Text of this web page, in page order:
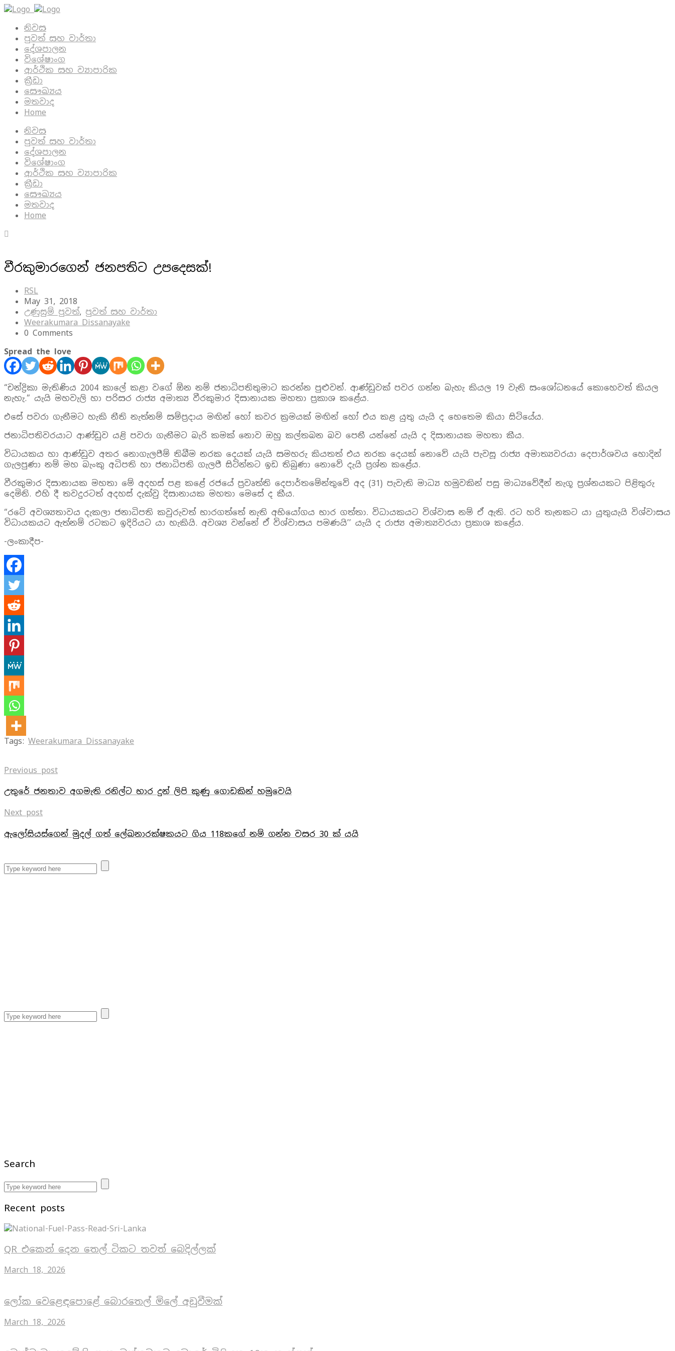
නිවස
පුවත් සහ වාර්තා
දේශපාලන
විශේෂාංග
ආර්ථික සහ ව්‍යාපාරික
ක්‍රීඩා
සෞඛ්‍යය
මතවාද
Home
නිවස
පුවත් සහ වාර්තා
දේශපාලන
විශේෂාංග
ආර්ථික සහ ව්‍යාපාරික
ක්‍රීඩා
සෞඛ්‍යය
මතවාද
Home
වීරකුමාරගෙන් ජනපතිට උපදෙසක්!
RSL
May 31, 2018
උණුසුම් පුවත්, පුවත් සහ වාර්තා
Weerakumara Dissanayake
0 Comments
Spread the love
“චන්ද්‍රිකා මැතිණිය 2004 කාලේ කළා වගේ ඕන නම් ජනාධිපතිතුමාට කරන්න පුළුවන්. ආණ්ඩුවක් පවර ගන්න බැහැ කියල 19 වැනි සංශෝධනයේ කොහෙවත් කියල
නැහැ.” යැයි මහවැලි හා පරිසර රාජ්‍ය අමාත්‍ය වීරකුමාර දිසානායක මහතා ප‍්‍රකාශ කළේය.
එසේ පවරා ගැනීමට හැකි නීති නැත්නම් සම්ප‍්‍රදාය මඟින් හෝ කවර ක‍්‍රමයක් මඟින් හෝ එය කළ යුතු යැයි ද හෙතෙම කියා සිටියේය.
ජනාධිපතිවරයාට ආණ්ඩුව යළි පවරා ගැනීමට බැරි කමක් නොව ඔහු කල්තබන බව පෙනී යන්නේ යැයි ද දිසානායක මහතා කීය.
විධායකය හා ආණ්ඩුව අතර නොගැලපීම් තිබීම නරක දෙයක් යැයි සමහරු කියතත් එය නරක දෙයක් නොවේ යැයි පැවසූ රාජ්‍ය අමාත්‍යවරයා දෙපාර්ශවය හොදින්
ගැලපුණා නම් මහ බැංකු අධිපති හා ජනාධිපති ගැලපී සිටින්නට ඉඩ තිබුණා නොවේ දැයි ප‍්‍රශ්න කළේය.
වීරකුමාර දිසානායක මහතා මේ අදහස් පළ කළේ රජයේ ප‍්‍රවෘත්ති දෙපාර්තමේන්තුවේ අද (31) පැවැති මාධ්‍ය හමුවකින් පසු මාධ්‍යවේදීන් නැගූ ප‍්‍රශ්නයකට පිළිතුරු
දෙමිනි. එහි දී තවදුරටත් අදහස් දැක්වු දිසානායක මහතා මෙසේ ද කීය.
“රටේ අවශ්‍යතාවය දැකලා ජනාධිපති කවුරුවත් භාරගත්තේ නැති අභියෝගය භාර ගත්තා. විධායකයට විශ්වාස නම් ඒ ඇති. රට හරි තැනකට යා යුතුයැයි විශ්වාසය
විධායකයට ඇත්නම් රටකට ඉදිරියට යා හැකියි. අවශ්‍ය වන්නේ ඒ විශ්වාසය පමණයි’’ යැයි ද රාජ්‍ය අමාත්‍යවරයා ප‍්‍රකාශ කළේය.
-ලංකාදීප-
Tags: Weerakumara Dissanayake
Previous post
උතුරේ ජනතාව අගමැති රනිල්ට භාර දුන් ලිපි කුණු ගොඩකින් හමුවෙයි
Next post
ඇලෝසියස්‌ගෙන් මුදල් ගත් ලේඛනාරක්‌ෂකයට ගිය 118කගේ නම් ගන්න වසර 30 ක්‌ යයි
Search
Recent posts
QR එකෙන් දෙන තෙල් ටිකට තවත් බෙදිල්ලක්
March 18, 2026
ලෝක වෙළෙඳපොළේ බොරතෙල් මිලේ අඩුවීමක්
March 18, 2026